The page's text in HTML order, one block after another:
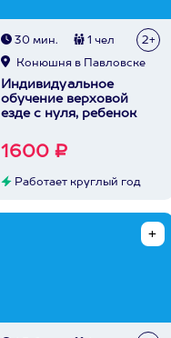
30 мин. 1 чел 2+
Конюшня в Павловске
Индивидуальное
обучение верховой
езде с нуля, ребенок
1600 ₽
Работает круглый год